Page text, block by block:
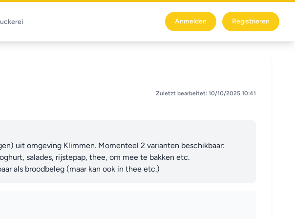
Anmelden Registrieren
Zuletzt bearbeitet: 10/10/2025 10:41
uit omgeving Klimmen. Momenteel 2 varianten beschikbaar:
salades, rijstepap, thee, om mee te bakken etc.
als broodbeleg (maar kan ook in thee etc.)